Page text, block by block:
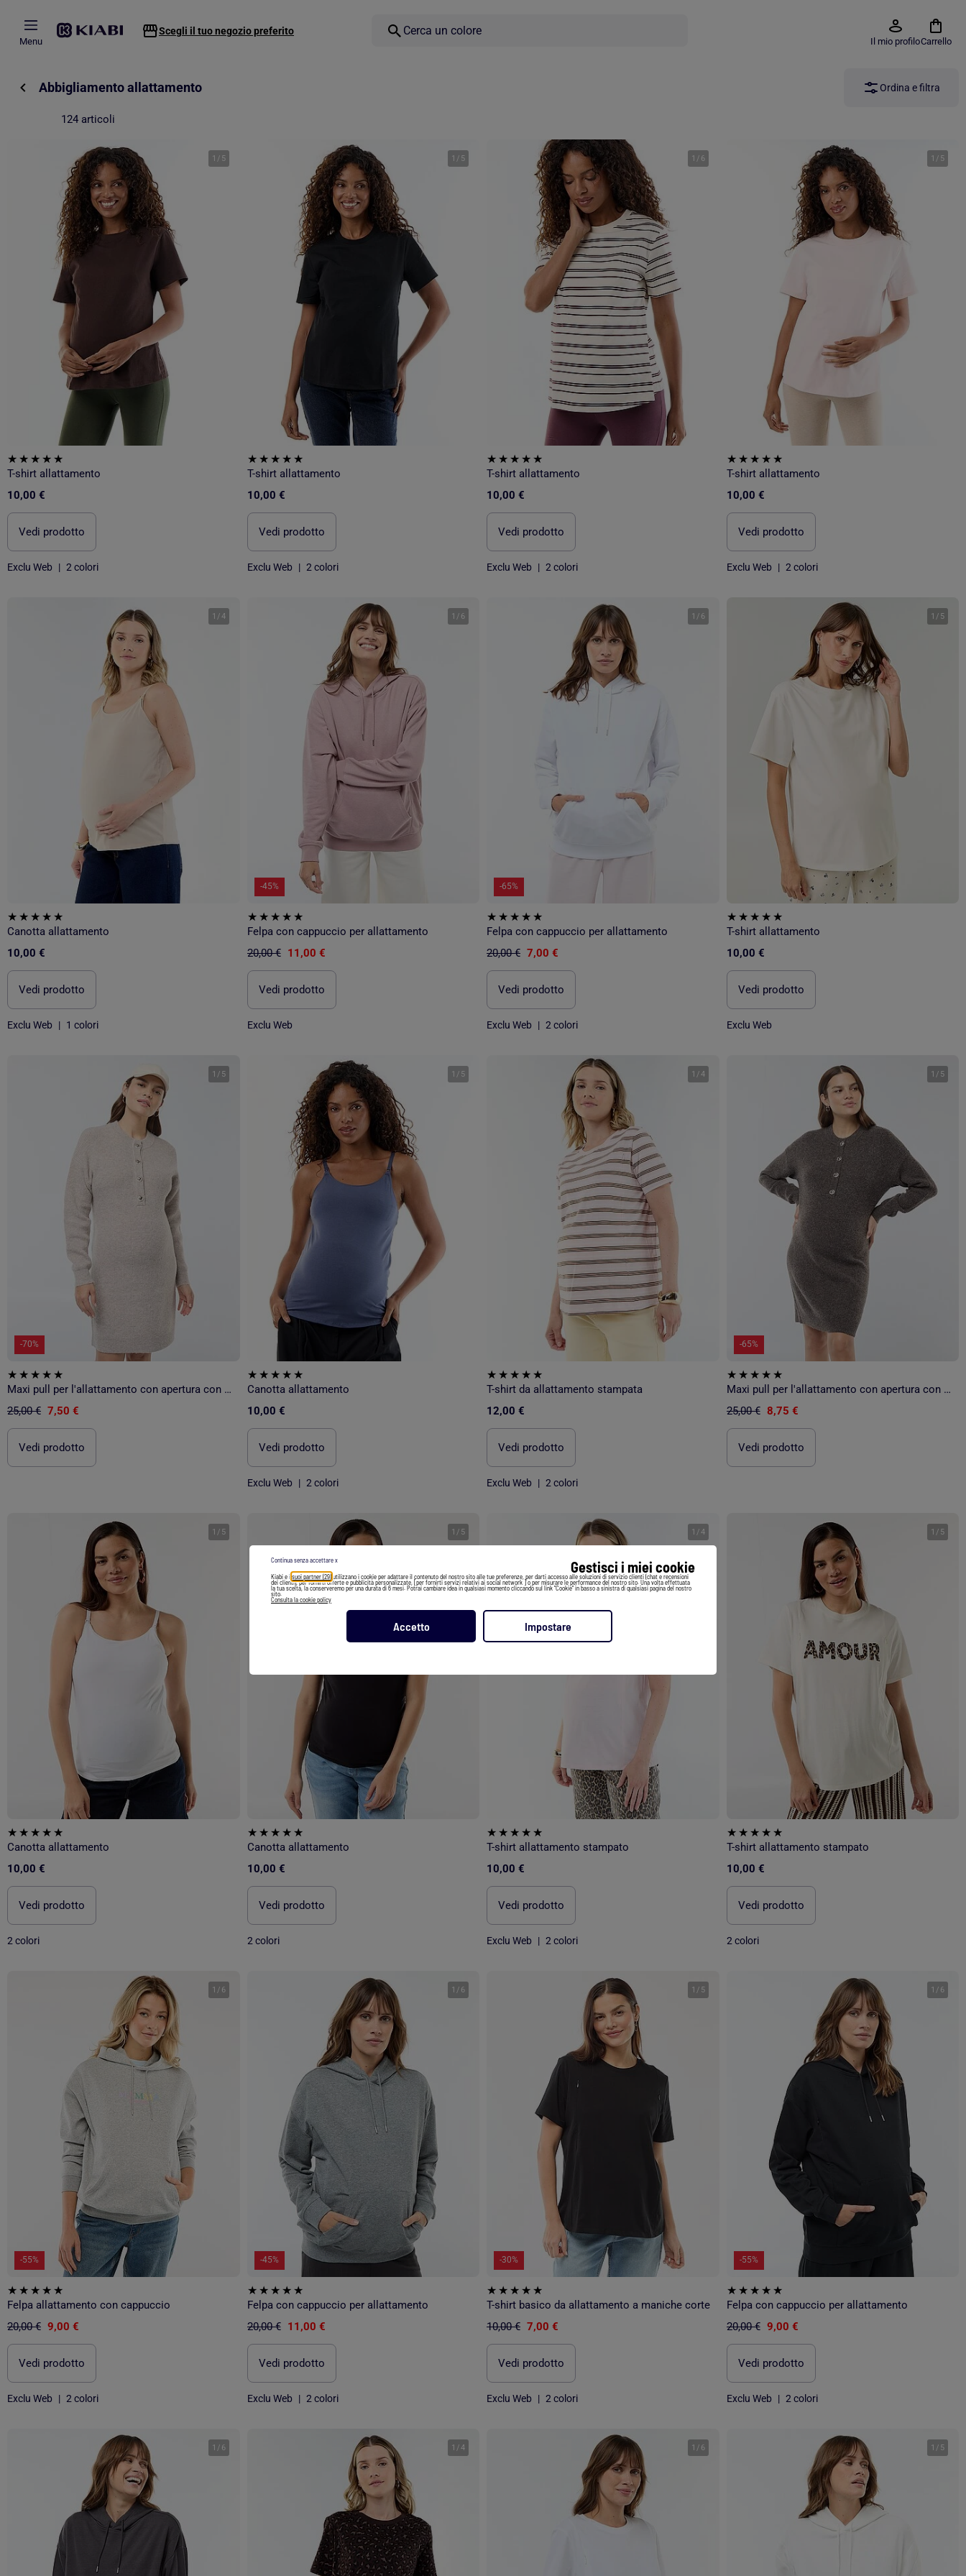
Gestisci i miei cookie
Kiabi e i suoi partner (29) utilizzano i cookie per adattare il contenuto del nostro sito alle tue preferenze, per darti accesso alle soluzioni di servizio clienti (chat e recensioni
dei clienti), per fornirti offerte e pubblicità personalizzate, [per fornirti servizi relativi ai social network ] o per misurare le performance del nostro sito. Una volta effettuata
la tua scelta, la conserveremo per una durata di 6 mesi. Potrai cambiare idea in qualsiasi momento cliccando sul link "Cookie" in basso a sinistra di qualsiasi pagina del nostro
sito.
Consulta la cookie policy
Accetto Impostare
Continua senza accettare x
Menu
Scegli il tuo negozio preferito
Il mio profiloCarrello
Abbigliamento allattamento Ordina e filtra
124 articoli
1 / 5
T-shirt allattamento
10,00 €
Vedi prodotto
Exclu Web | 2 colori
1 / 5
T-shirt allattamento
10,00 €
Vedi prodotto
Exclu Web | 2 colori
1 / 6
T-shirt allattamento
10,00 €
Vedi prodotto
Exclu Web | 2 colori
1 / 5
T-shirt allattamento
10,00 €
Vedi prodotto
Exclu Web | 2 colori
1 /4
Canotta allattamento
10,00 €
Vedi prodotto
Exclu Web | 1 colori
1 / 6
-45%
Felpa con cappuccio per allattamento
20,00 € 11,00 €
Vedi prodotto
Exclu Web
1 / 6
-65%
Felpa con cappuccio per allattamento
20,00 € 7,00 €
Vedi prodotto
Exclu Web | 2 colori
1 / 5
T-shirt allattamento
10,00 €
Vedi prodotto
Exclu Web
1 / 5
-70%
Maxi pull per l'allattamento con apertura con bottoni
25,00 € 7,50 €
Vedi prodotto
1 / 5
Canotta allattamento
10,00 €
Vedi prodotto
Exclu Web | 2 colori
1 /4
T-shirt da allattamento stampata
12,00 €
Vedi prodotto
Exclu Web | 2 colori
1 / 5
-65%
Maxi pull per l'allattamento con apertura con bottoni
25,00 € 8,75 €
Vedi prodotto
1 / 5
Canotta allattamento
10,00 €
Vedi prodotto
2 colori
1 / 5
Canotta allattamento
10,00 €
Vedi prodotto
2 colori
1 /4
T-shirt allattamento stampato
10,00 €
Vedi prodotto
Exclu Web | 2 colori
1 / 5
T-shirt allattamento stampato
10,00 €
Vedi prodotto
2 colori
1 / 6
-55%
Felpa allattamento con cappuccio
20,00 € 9,00 €
Vedi prodotto
Exclu Web | 2 colori
1 / 6
-45%
Felpa con cappuccio per allattamento
20,00 € 11,00 €
Vedi prodotto
Exclu Web | 2 colori
1 / 5
-30%
T-shirt basico da allattamento a maniche corte
10,00 € 7,00 €
Vedi prodotto
Exclu Web | 2 colori
1 / 6
-55%
Felpa con cappuccio per allattamento
20,00 € 9,00 €
Vedi prodotto
Exclu Web | 2 colori
1 / 6 1 /4 1 / 6 1 / 5